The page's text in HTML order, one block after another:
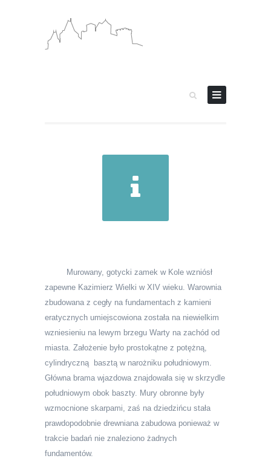
Murowany, gotycki zamek w Kole wzniósł
zapewne Kazimierz Wielki w XIV wieku. Warownia
zbudowana z cegły na fundamentach z kamieni
eratycznych umiejscowiona została na niewielkim
wzniesieniu na lewym brzegu Warty na zachód od
miasta. Założenie było prostokątne z potężną,
cylindryczną basztą w narożniku południowym.
Główna brama wjazdowa znajdowała się w skrzydle
południowym obok baszty. Mury obronne były
wzmocnione skarpami, zaś na dziedzińcu stała
prawdopodobnie drewniana zabudowa ponieważ w
trakcie badań nie znaleziono żadnych
fundamentów.